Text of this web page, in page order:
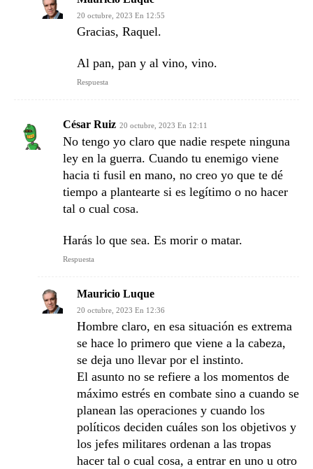
20 octubre, 2023 En 12:55
Gracias, Raquel.
Al pan, pan y al vino, vino.
Respuesta
César Ruiz 20 octubre, 2023 En 12:11
No tengo yo claro que nadie respete ninguna
ley en la guerra. Cuando tu enemigo viene
hacia ti fusil en mano, no creo yo que te dé
tiempo a plantearte si es legítimo o no hacer
tal o cual cosa.
Harás lo que sea. Es morir o matar.
Respuesta
Mauricio Luque
20 octubre, 2023 En 12:36
Hombre claro, en esa situación es extrema
se hace lo primero que viene a la cabeza,
se deja uno llevar por el instinto.
El asunto no se refiere a los momentos de
máximo estrés en combate sino a cuando se
planean las operaciones y cuando los
políticos deciden cuáles son los objetivos y
los jefes militares ordenan a las tropas
hacer tal o cual cosa, a entrar en uno u otro